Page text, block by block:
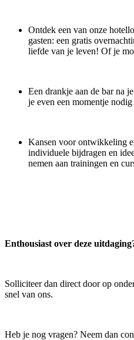
Ontdek een van onze
gasten: een gratis
liefde van je leven! Of je
Een drankje aan de bar na
je even een momentje nodig
Kansen voor ontwikkeling
individuele bijdragen en
nemen aan trainingen en
Enthousiast over deze
Solliciteer dan direct door op
snel van ons.
Heb je nog vragen? Neem dan